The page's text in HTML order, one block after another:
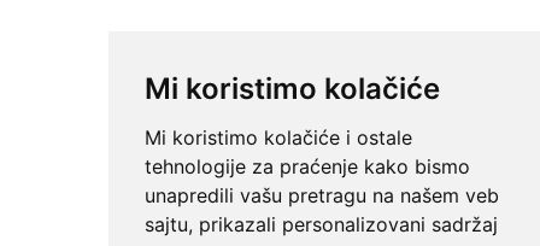
Mi koristimo kolačiće
Mi koristimo kolačiće i ostale
tehnologije za praćenje kako bismo
unapredili vašu pretragu na našem veb
sajtu, prikazali personalizovani sadržaj